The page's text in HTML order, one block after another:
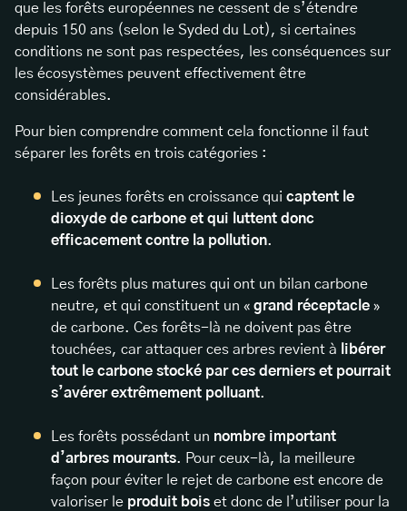
que les forêts européennes ne cessent de s’étendre
depuis 150 ans (selon le Syded du Lot), si certaines
conditions ne sont pas respectées, les conséquences sur
les écosystèmes peuvent effectivement être
considérables.
Pour bien comprendre comment cela fonctionne il faut
séparer les forêts en trois catégories :
Les jeunes forêts en croissance qui captent le
dioxyde de carbone et qui luttent donc
efficacement contre la pollution.
Les forêts plus matures qui ont un bilan carbone
neutre, et qui constituent un « grand réceptacle »
de carbone. Ces forêts-là ne doivent pas être
touchées, car attaquer ces arbres revient à
libérer
tout le carbone stocké par ces derniers et pourrait
s’avérer extrêmement polluant.
Les forêts possédant un nombre important
d’arbres mourants. Pour ceux-là, la meilleure
façon pour éviter le rejet de carbone est encore de
valoriser le produit bois et donc de l’utiliser pour la